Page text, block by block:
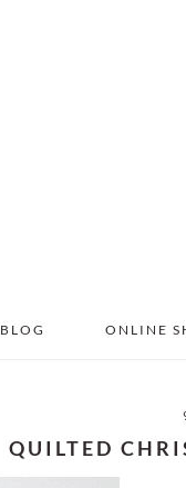
BLOG ONLINE
QUILTED